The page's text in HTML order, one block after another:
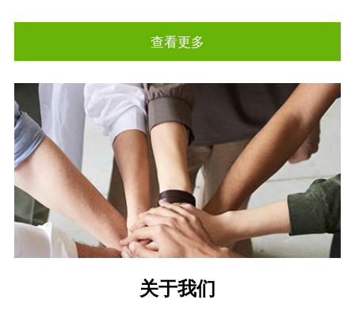
查看更多
关于我们